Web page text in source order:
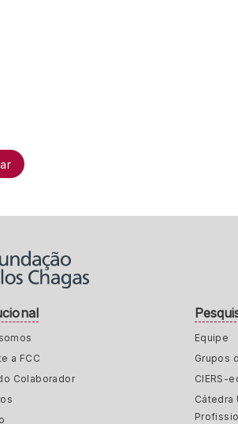
a FCC
Colaborador
Equipe
Grupos
CIERS-
Cátedra